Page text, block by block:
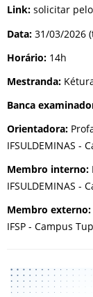
Link: solicitar
Data: 31/03/2026
Horário: 14h
Mestranda:
Banca
Orientadora:
IFSULDEMINAS -
Membro interno:
IFSULDEMINAS -
Membro externo:
IFSP - Campus